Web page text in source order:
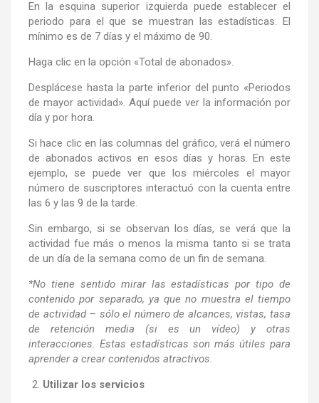
En la esquina superior izquierda puede establecer el
periodo para el que se muestran las estadísticas. El
mínimo es de 7 días y el máximo de 90.
Haga clic en la opción «Total de abonados».
Desplácese hasta la parte inferior del punto «Periodos
de mayor actividad». Aquí puede ver la información por
día y por hora.
Si hace clic en las columnas del gráfico, verá el número
de abonados activos en esos días y horas. En este
ejemplo, se puede ver que los miércoles el mayor
número de suscriptores interactuó con la cuenta entre
las 6 y las 9 de la tarde.
Sin embargo, si se observan los días, se verá que la
actividad fue más o menos la misma tanto si se trata
de un día de la semana como de un fin de semana.
*No tiene sentido mirar las estadísticas por tipo de
contenido por separado, ya que no muestra el tiempo
de actividad – sólo el número de alcances, vistas, tasa
de retención media (si es un vídeo) y otras
interacciones. Estas estadísticas son más útiles para
aprender a crear contenidos atractivos.
Utilizar los servicios